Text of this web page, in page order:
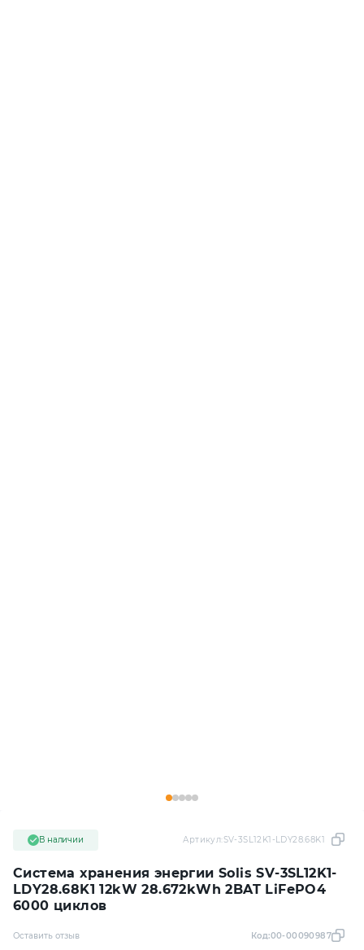
Система хранения энергии Solis SV-3SL12K1-
LDY28.68K1 12kW 28.672kWh 2BAT LiFePO4
6000 циклов
В наличии Артикул:SV-3SL12K1-LDY28.68K1
Оставить отзыв Код:00-00090987